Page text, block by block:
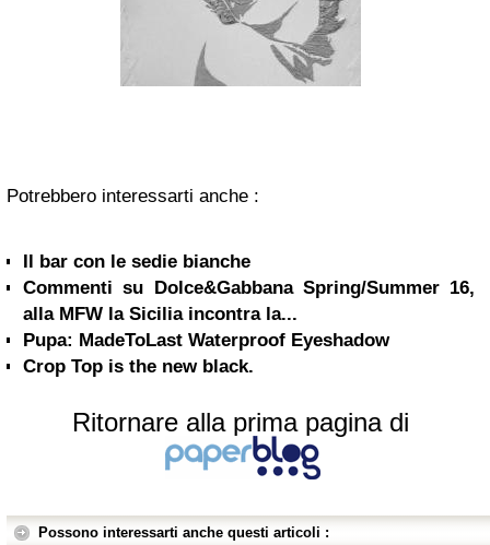
Potrebbero interessarti anche :
Il bar con le sedie bianche
Commenti su Dolce&Gabbana Spring/Summer 16,
alla MFW la Sicilia incontra la...
Pupa: MadeToLast Waterproof Eyeshadow
Crop Top is the new black.
Ritornare alla prima pagina di
Possono interessarti anche questi articoli :